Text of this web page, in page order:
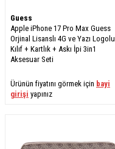
Guess
Apple iPhone 17 Pro Max Guess
Orjinal Lisanslı 4G ve Yazı Logolu
Kılıf + Kartlık + Askı İpi 3in1
Aksesuar Seti
Ürünün fiyatını görmek için bayi
girişi yapınız